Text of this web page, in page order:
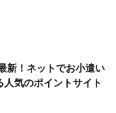
新！ネットでお小遣い
人気のポイントサイト